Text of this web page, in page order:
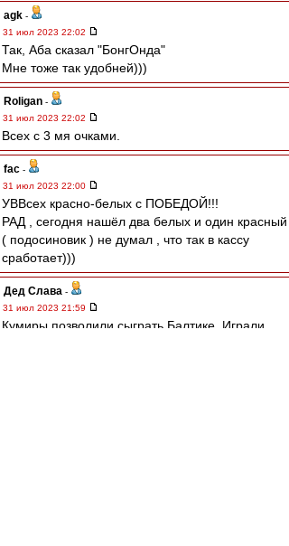
agk -
31 июл 2023 22:02
Так, Аба сказал "БонгОнда"
Мне тоже так удобней)))
Roligan -
31 июл 2023 22:02
Всех с 3 мя очками.
fac -
31 июл 2023 22:00
УВВсех красно-белых с ПОБЕДОЙ!!!
РАД , сегодня нашёл два белых и один красный
( подосиновик ) не думал , что так в кассу
сработает)))
Дед Слава -
31 июл 2023 21:59
Кумиры позволили сыграть Балтике. Играли